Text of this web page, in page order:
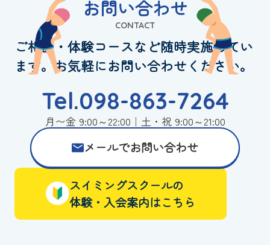
お問い合わせ
CONTACT
ご相談・体験コースなど随時実施してい
ます。お気軽にお問い合わせください。
Tel.098-863-7264
月〜金 9:00～22:00｜土・祝 9:00～21:00
メールでお問い合わせ
スイミングスクールの
体験・入会案内はこちら